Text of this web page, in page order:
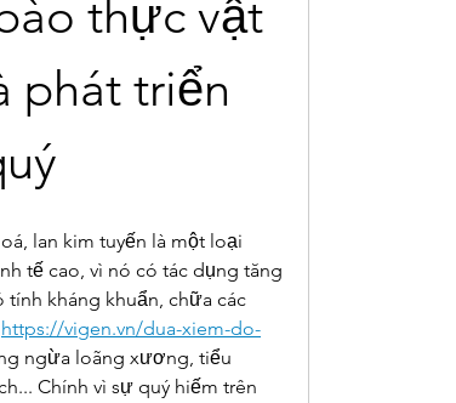
thực vật
phát triển
lan kim tuyến là một loại
tế cao, vì nó có tác dụng tăng
kháng khuẩn, chữa các
https://vigen.vn/dua-xiem-do-
ngừa loãng xương, tiểu
Chính vì sự quý hiếm trên